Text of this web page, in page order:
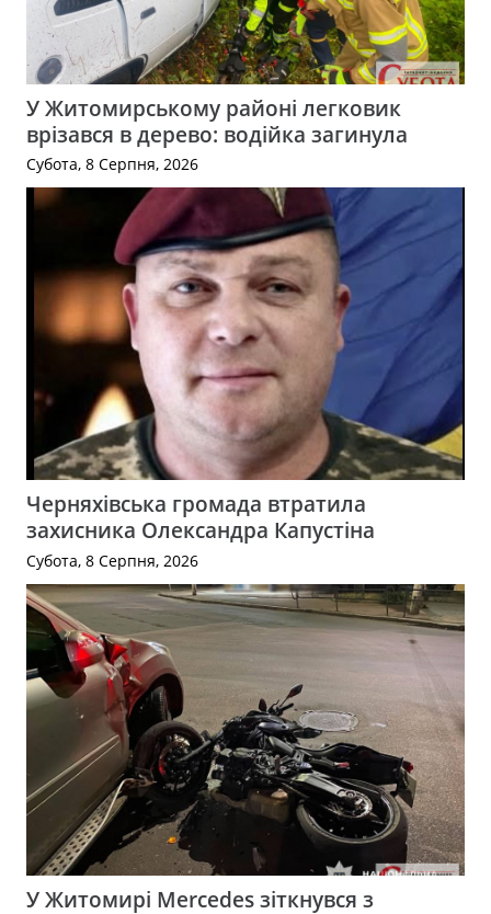
У Житомирському районі легковик
врізався в дерево: водійка загинула
Субота, 8 Серпня, 2026
Черняхівська громада втратила
захисника Олександра Капустіна
Субота, 8 Серпня, 2026
У Житомирі Mercedes зіткнувся з